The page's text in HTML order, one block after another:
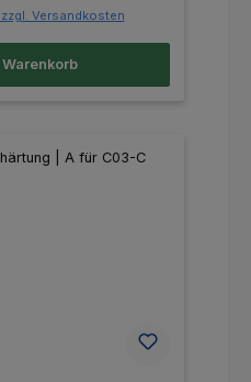
Versandkosten